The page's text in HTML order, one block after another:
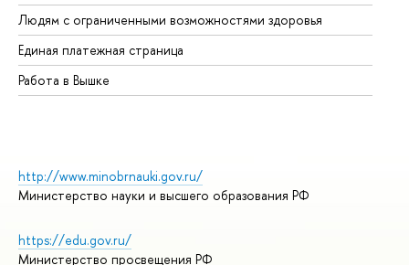
Людям с ограниченными возможностями здоровья
Единая платежная страница
Работа в Вышке
http://www.minobrnauki.gov.ru/
Министерство науки и высшего образования РФ
https://edu.gov.ru/
Министерство просвещения РФ